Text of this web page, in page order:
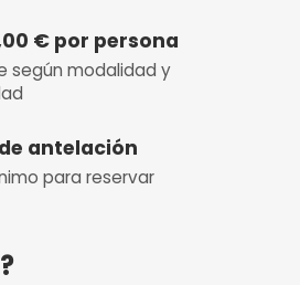
€ por persona
según modalidad y
antelación
para reservar